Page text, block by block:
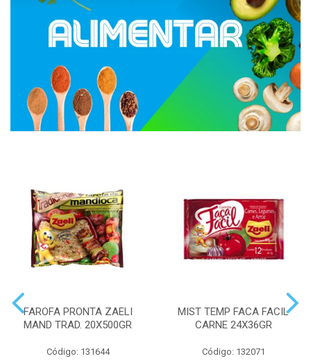
FAROFA PRONTA ZAELI
MAND TRAD. 20X500GR
Código: 131644
MIST TEMP FACA FACIL
CARNE 24X36GR
Código: 132071